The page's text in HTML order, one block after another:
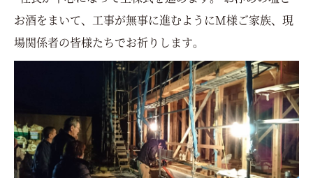
お酒をまいて、工事が無事に進むようにM様ご家族、現
場関係者の皆様たちでお祈りします。